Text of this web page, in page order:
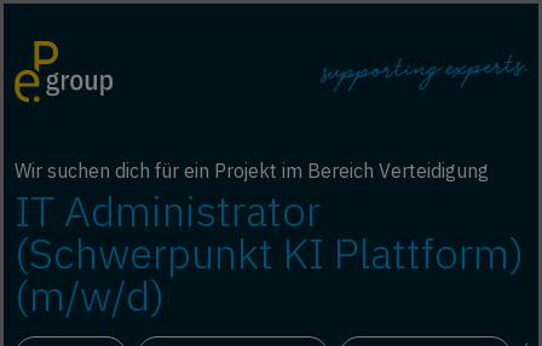
Wir suchen dich für ein Projekt im Bereich Verteidigung
IT Administrator
(Schwerpunkt KI Plattform)
(m/w/d)